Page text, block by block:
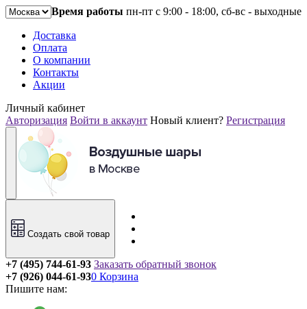
Время работы пн-пт с 9:00 - 18:00, сб-вс - выходные
Доставка
Оплата
О компании
Контакты
Акции
Личный кабинет
Авторизация Войти в аккаунт Новый клиент? Регистрация
Создать свой товар
+7 (495) 744-61-93 Заказать обратный звонок
+7 (926) 044-61-93
Пишите нам:
0 Корзина